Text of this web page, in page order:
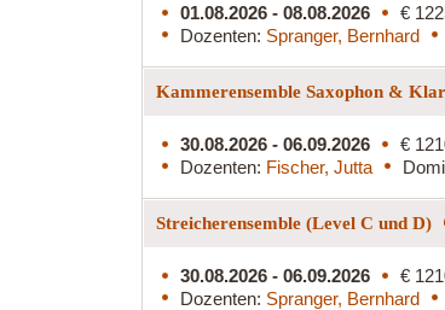
01.08.2026 - 08.08.2026
€
Dozenten: Spranger, Bernhard
Kammerensemble Saxophon &
30.08.2026 - 06.09.2026
€
Dozenten: Fischer, Jutta
Streicherensemble (Level C und D)
30.08.2026 - 06.09.2026
€
Dozenten: Spranger, Bernhard